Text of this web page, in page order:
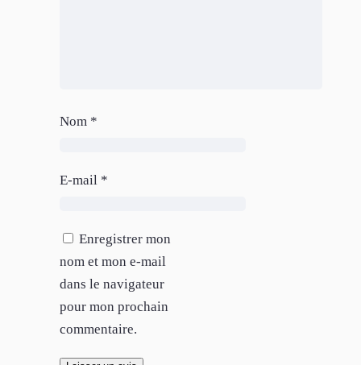
Nom *
E-mail *
Enregistrer mon
nom et mon e-mail
dans le navigateur
pour mon prochain
commentaire.